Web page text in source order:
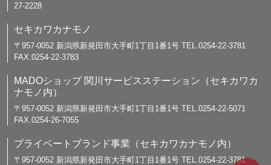
27-2228
セキカワカナモノ
〒957-0052 新潟県新発田市大手町1丁目1番1号 TEL.0254-22-3781
FAX.0254-22-3783
MADOショップ 関川サービスステーション（セキカワカ
ナモノ内）
〒957-0052 新潟県新発田市大手町1丁目1番1号 TEL.0254-22-5071
FAX.0254-26-7055
プライベートブランド事業（セキカワカナモノ内）
〒957-0052 新潟県新発田市大手町1丁目1番1号 TEL.0254-22-3781